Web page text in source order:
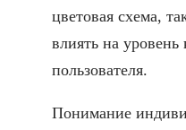
цветовая схема,
влиять на
пользователя.
Понимание